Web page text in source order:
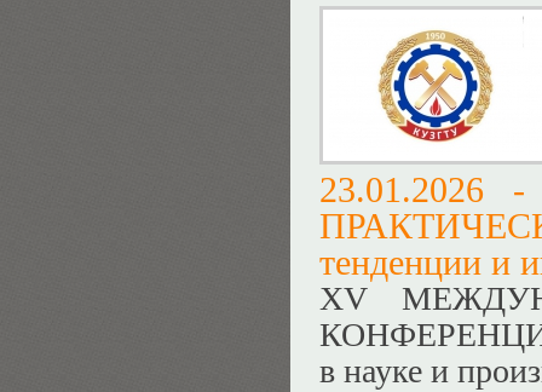
23.01.2026
тенденции и
ХV
в науке и